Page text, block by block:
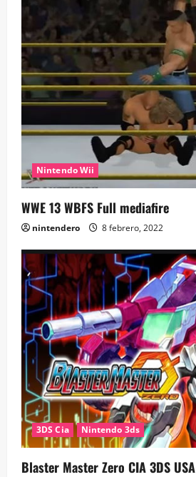
Nintendo Wii
WWE 13 WBFS Full mediafire
nintendero 8 febrero, 2022
3DS Cia Nintendo 3ds
Blaster Master Zero CIA 3DS USA